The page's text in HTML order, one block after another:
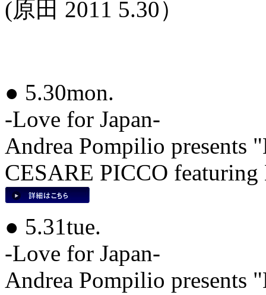
(原田 2011 5.30）
● 5.30mon.
-Love for Japan-
Andrea Pompilio presents
CESARE PICCO
● 5.31tue.
-Love for Japan-
Andrea Pompilio presents